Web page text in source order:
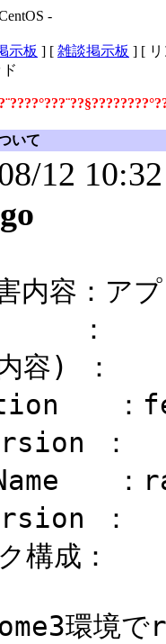
-
示板 ] [ 雑談掲示板 ] [
いて
12 10:32
内容：ア
無 ：
容) ：
：
：
：
：
構成：
環境で